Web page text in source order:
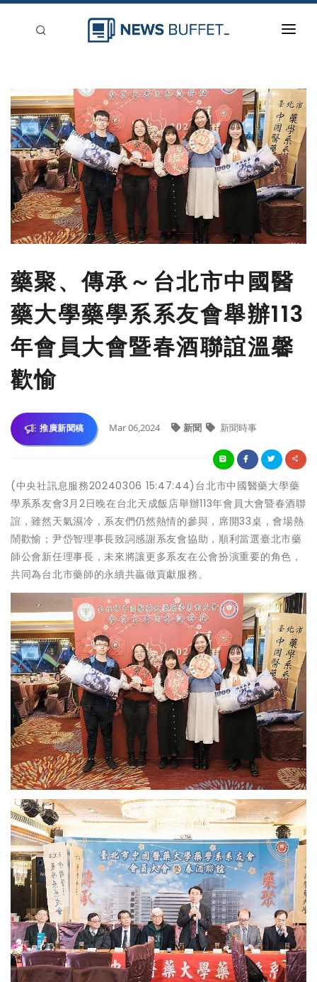
新聞稿分類
登入
刊登
藥聚、傳承～台北市中國醫
藥大學藥學系系友會舉辦113
年會員大會暨春酒聯誼溫馨
歡愉
推廣新聞稿 Mar 06,2024 新聞 新聞時事
(中央社訊息服務20240306 15:47:44)台北市中國醫藥大學藥
學系系友會3月2日晚在台北天成飯店舉辦113年會員大會暨春酒聯
誼，雖然天氣濕冷，系友們仍然熱情的參與，席開33桌，會場熱
鬧歡愉；尹岱智理事長致詞感謝系友會協助，順利當選臺北市藥
師公會新任理事長，未來將讓更多系友在公會扮演重要的角色，
共同為台北市藥師的永續共贏做貢獻服務。